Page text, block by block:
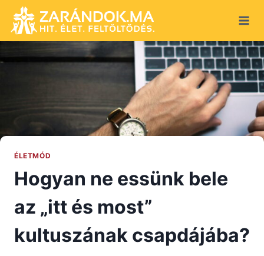
content
ÉLETMÓD
Hogyan ne essünk bele
az „itt és most”
kultuszának csapdájába?